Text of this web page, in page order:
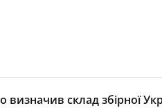
визначив склад збірної